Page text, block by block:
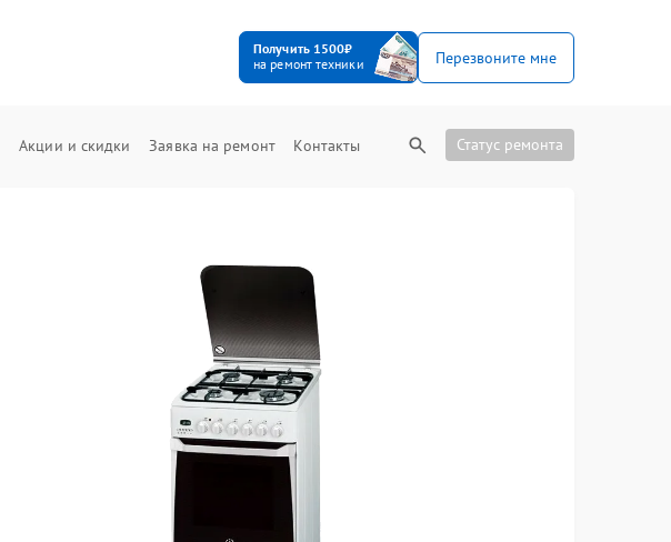
Получить 1500₽
на ремонт техники
Перезвоните мне
Акции и скидки Заявка на ремонт Контакты Статус ремонта